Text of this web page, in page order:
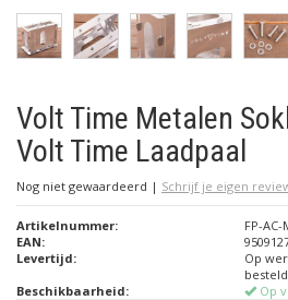
Volt Time Metalen
Volt Time Laadpaal
Nog niet gewaardeerd | Schrijf je eigen
Artikelnummer:
FP-AC-
EAN:
Levertijd:
Op
Beschikbaarheid:
Op